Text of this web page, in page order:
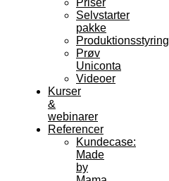
Priser
Selvstarter
pakke
Produktionsstyring
Prøv
Uniconta
Videoer
Kurser
&
webinarer
Referencer
Kundecase:
Made
by